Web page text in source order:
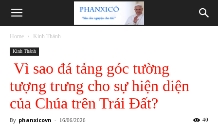
Phanxicô
Home Kinh Thánh
Kinh Thánh
Vì sao đá tảng góc tường
tượng trưng cho sự hiện diện
của Chúa trên Trái Đất?
By phanxicovn - 16/06/2026 40